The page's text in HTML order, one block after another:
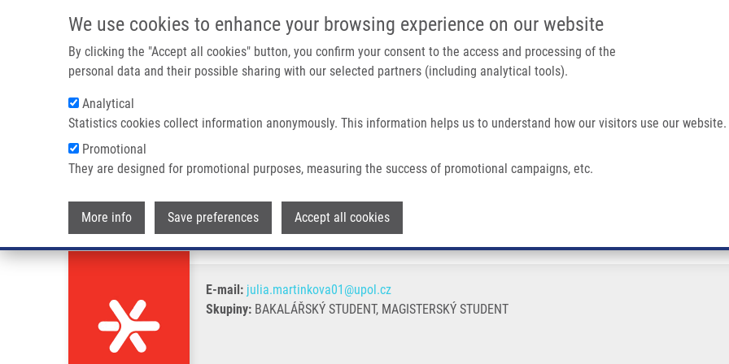
We use cookies to enhance your browsing experience on our website
By clicking the "Accept all cookies" button, you confirm your consent to the access and processing of the
personal data and their possible sharing with our selected partners (including analytical tools).
Analytical
Statistics cookies collect information anonymously. This information helps us to understand how our visitors use our website.
Promotional
They are designed for promotional purposes, measuring the success of promotional campaigns, etc.
More info Save preferences Accept all cookies
IMTM PORTÁL
Main navigation
Drobečková navigace
Domů Martinková Júlia
Martinková Júlia
E-mail: julia.martinkova01@upol.cz
Skupiny: BAKALÁŘSKÝ STUDENT, MAGISTERSKÝ STUDENT